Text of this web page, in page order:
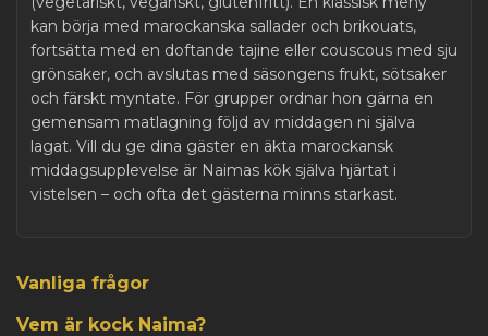
kan börja med marockanska sallader och brikouats,
fortsätta med en doftande tajine eller couscous med sju
grönsaker, och avslutas med säsongens frukt, sötsaker
och färskt myntate. För grupper ordnar hon gärna en
gemensam matlagning följd av middagen ni själva
lagat. Vill du ge dina gäster en äkta marockansk
middagsupplevelse är Naimas kök själva hjärtat i
vistelsen – och ofta det gästerna minns starkast.
Vanliga frågor
Vem är kock Naima?